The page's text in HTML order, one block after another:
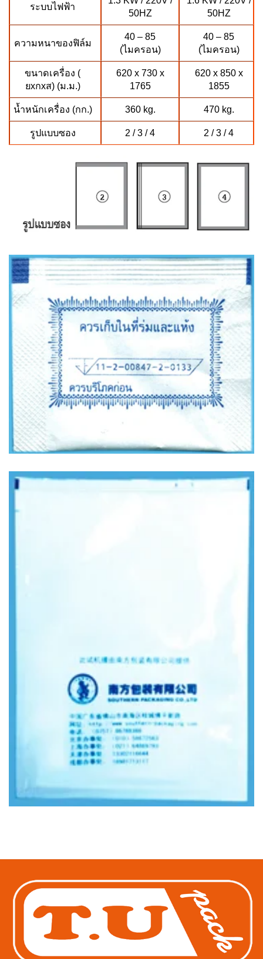
ระบบไฟฟ้า
50HZ
50HZ
ความหนาของฟิล์ม
40 – 85
(ไมครอน)
40 – 85
(ไมครอน)
ขนาดเครื่อง (
ยxกxส) (ม.ม.)
620 x 730 x
1765
620 x 850 x
1855
น้ำหนักเครื่อง (กก.) 360 kg. 470 kg.
รูปแบบซอง 2 / 3 / 4 2 / 3 / 4